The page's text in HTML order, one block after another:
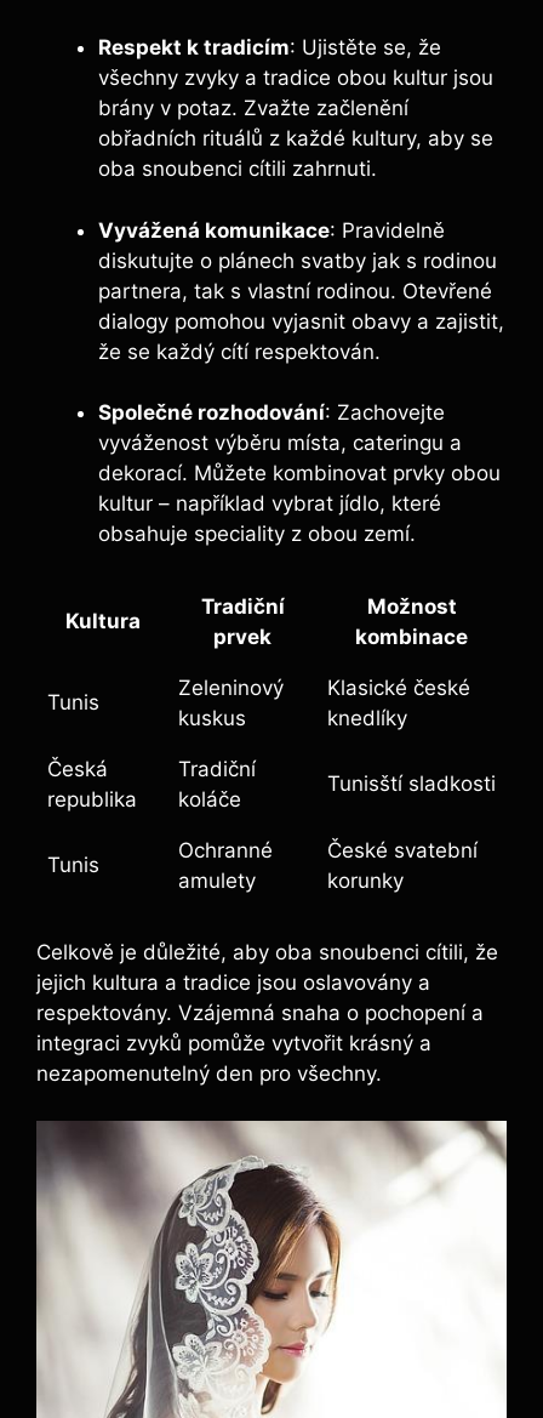
Respekt k tradicím: Ujistěte se, že
všechny zvyky a tradice obou kultur jsou
brány v potaz. Zvažte začlenění
obřadních rituálů z každé kultury, aby se
oba snoubenci cítili zahrnuti.
Vyvážená komunikace: Pravidelně
diskutujte o plánech svatby jak s rodinou
partnera, tak s vlastní rodinou. Otevřené
dialogy pomohou vyjasnit obavy a zajistit,
že se každý cítí respektován.
Společné rozhodování: Zachovejte
vyváženost výběru místa, cateringu a
dekorací. Můžete kombinovat prvky obou
kultur – například vybrat jídlo, které
obsahuje speciality z obou zemí.
Kultura
Tradiční
prvek
Možnost
kombinace
Tunis
Zeleninový
kuskus
Klasické české
knedlíky
Česká
republika
Tradiční
koláče
Tunisští sladkosti
Tunis
Ochranné
amulety
České svatební
korunky
Celkově je důležité, aby oba snoubenci cítili, že
jejich kultura a tradice jsou oslavovány a
respektovány. Vzájemná snaha o pochopení a
integraci zvyků pomůže vytvořit krásný a
nezapomenutelný den pro všechny.